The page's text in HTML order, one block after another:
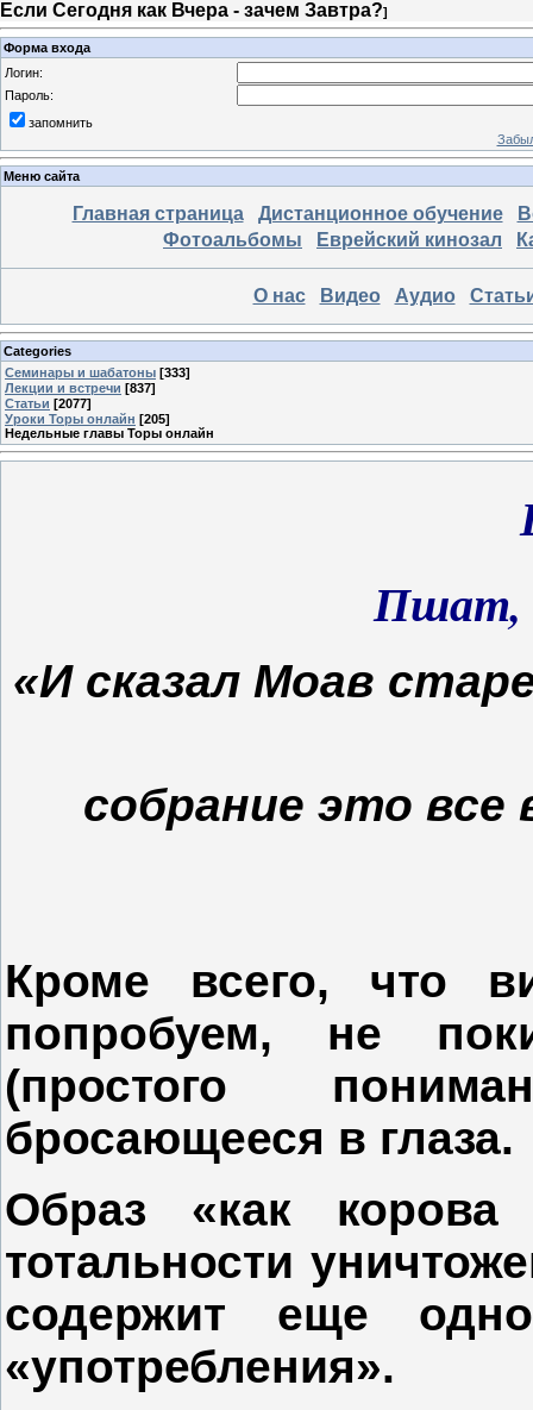
Если Сегодня как Вчера - зачем Завтра?]
Форма входа
Логин:
Пароль:
запомнить
Меню сайта
Главная страница Дистанционное обучение
Фотоальбомы
Еврейский кинозал
О нас Видео Аудио
Categories
Семинары и шабатоны [333]
Лекции и встречи [837]
Статьи [2077]
Уроки Торы онлайн [205]
Недельные главы Торы онлайн
Пшат,
«И сказал Моав
собрание это все
Кроме всего, что
попробуем, не
(простого
бросающееся в глаза.
Образ «как
тотальности
содержит еще
«употребления».